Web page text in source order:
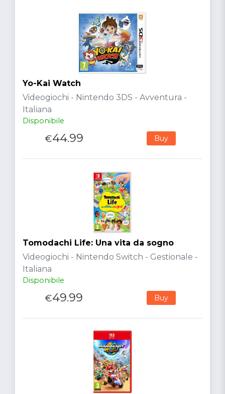
Yo-Kai Watch
Videogiochi - Nintendo 3DS - Avventura -
Italiana
Disponibile
€44.99 Buy
Tomodachi Life: Una vita da sogno
Videogiochi - Nintendo Switch - Gestionale -
Italiana
Disponibile
€49.99 Buy